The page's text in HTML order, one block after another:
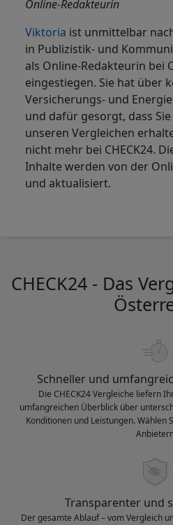
Online-Redakteurin
Viktoria ist unmittelbar
in Publizistik- und
als Online-Redakteurin bei
eingestiegen. Sie hat über
Versicherungs- und
und dafür gesorgt, dass
unseren Vergleichen
nicht mehr bei CHECK24.
Inhalte werden von der
und aktualisiert.
CHECK24 - Das
Schneller und
Die CHECK24 Vergleiche liefern
umfangreichen Überblick über
Konditionen und Leistungen. Wählen
Transparenter und
Der gesamte Ablauf – vom Vergleich